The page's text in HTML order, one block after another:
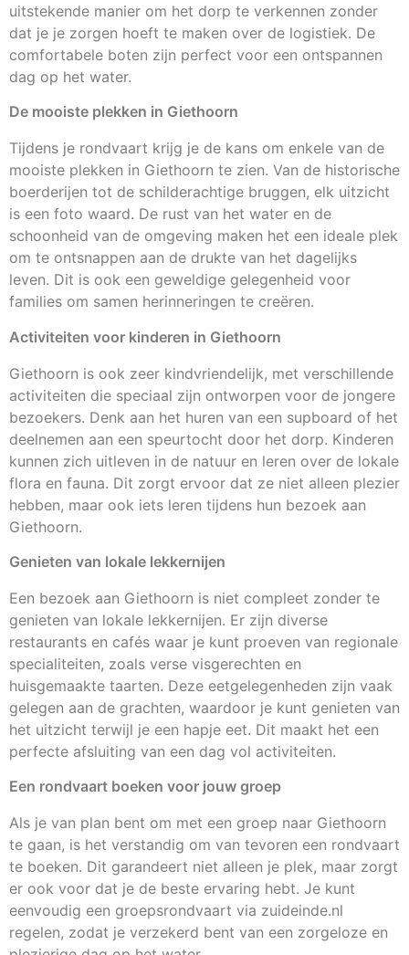
uitstekende manier om het dorp te verkennen zonder
dat je je zorgen hoeft te maken over de logistiek. De
comfortabele boten zijn perfect voor een ontspannen
dag op het water.
De mooiste plekken in Giethoorn
Tijdens je rondvaart krijg je de kans om enkele van de
mooiste plekken in Giethoorn te zien. Van de historische
boerderijen tot de schilderachtige bruggen, elk uitzicht
is een foto waard. De rust van het water en de
schoonheid van de omgeving maken het een ideale plek
om te ontsnappen aan de drukte van het dagelijks
leven. Dit is ook een geweldige gelegenheid voor
families om samen herinneringen te creëren.
Activiteiten voor kinderen in Giethoorn
Giethoorn is ook zeer kindvriendelijk, met verschillende
activiteiten die speciaal zijn ontworpen voor de jongere
bezoekers. Denk aan het huren van een supboard of het
deelnemen aan een speurtocht door het dorp. Kinderen
kunnen zich uitleven in de natuur en leren over de lokale
flora en fauna. Dit zorgt ervoor dat ze niet alleen plezier
hebben, maar ook iets leren tijdens hun bezoek aan
Giethoorn.
Genieten van lokale lekkernijen
Een bezoek aan Giethoorn is niet compleet zonder te
genieten van lokale lekkernijen. Er zijn diverse
restaurants en cafés waar je kunt proeven van regionale
specialiteiten, zoals verse visgerechten en
huisgemaakte taarten. Deze eetgelegenheden zijn vaak
gelegen aan de grachten, waardoor je kunt genieten van
het uitzicht terwijl je een hapje eet. Dit maakt het een
perfecte afsluiting van een dag vol activiteiten.
Een rondvaart boeken voor jouw groep
Als je van plan bent om met een groep naar Giethoorn
te gaan, is het verstandig om van tevoren een rondvaart
te boeken. Dit garandeert niet alleen je plek, maar zorgt
er ook voor dat je de beste ervaring hebt. Je kunt
eenvoudig een groepsrondvaart via zuideinde.nl
regelen, zodat je verzekerd bent van een zorgeloze en